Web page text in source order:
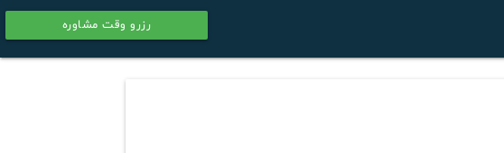
رزرو وقت مشاوره
calendar